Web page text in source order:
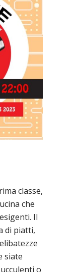
classe,
che
Il
di piatti,
siate
o